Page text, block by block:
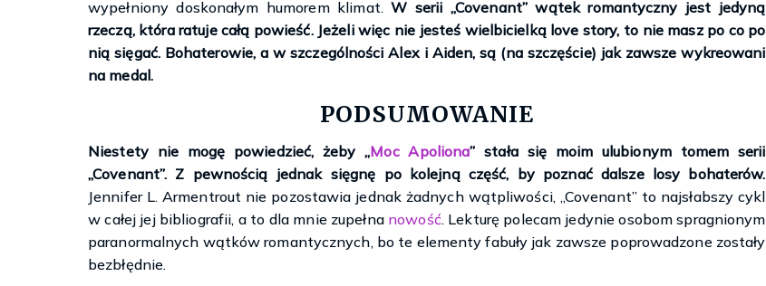
wypełniony doskonałym humorem klimat.W serii „Covenant” wątek romantyczny jest jedyną
rzeczą, która ratuje całą powieść. Jeżeli więc nie jesteś wielbicielką love story, to nie masz po co po
nią sięgać. Bohaterowie, a w szczególności Alex i Aiden, są (na szczęście) jak zawsze wykreowani
na medal.
PODSUMOWANIE
Niestety nie mogę powiedzieć, żeby „Moc Apoliona” stała się moim ulubionym tomem serii
„Covenant”. Z pewnością jednak sięgnę po kolejną część, by poznać dalsze losy bohaterów.
Jennifer L. Armentrout nie pozostawia jednak żadnych wątpliwości, „Covenant” to najsłabszy cykl
w całej jej bibliografii, a to dla mnie zupełna nowość. Lekturę polecam jedynie osobom spragnionym
paranormalnych wątków romantycznych, bo te elementy fabuły jak zawsze poprowadzone zostały
bezbłędnie.